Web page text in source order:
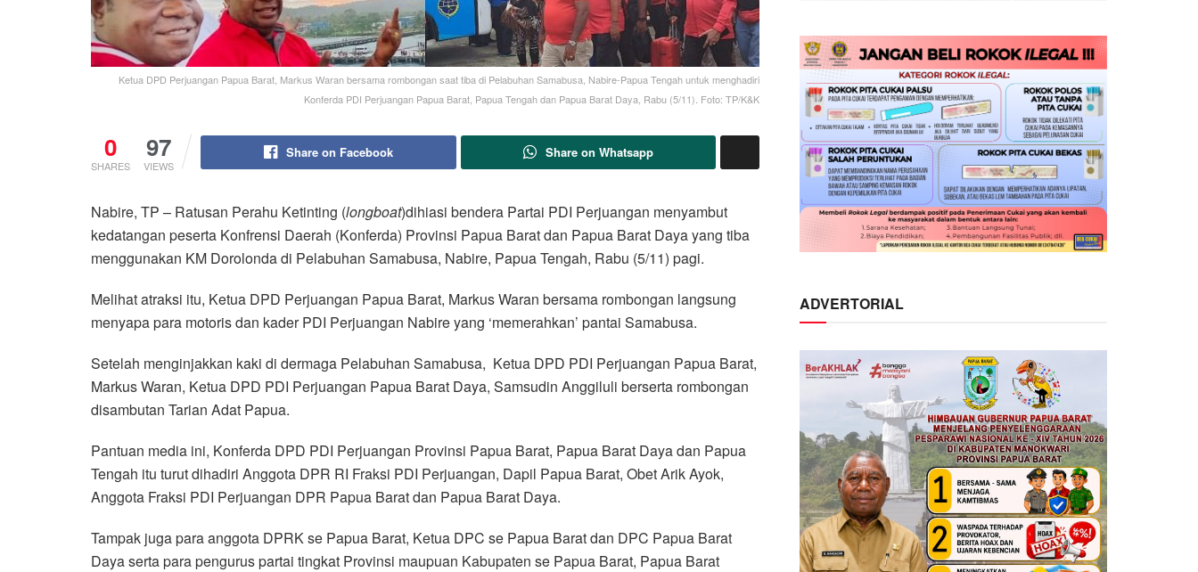
Ketua DPD Perjuangan Papua Barat, Markus Waran bersama rombongan saat tiba di Pelabuhan Samabusa, Nabire-Papua Tengah untuk menghadiri
Konferda PDI Perjuangan Papua Barat, Papua Tengah dan Papua Barat Daya, Rabu (5/11). Foto: TP/K&K
0
SHARES
97
VIEWS
Share on Facebook Share on Whatsapp
Nabire, TP – Ratusan Perahu Ketinting (longboat)dihiasi bendera Partai PDI Perjuangan menyambut
kedatangan peserta Konfrensi Daerah (Konferda) Provinsi Papua Barat dan Papua Barat Daya yang tiba
menggunakan KM Dorolonda di Pelabuhan Samabusa, Nabire, Papua Tengah, Rabu (5/11) pagi.
Melihat atraksi itu, Ketua DPD Perjuangan Papua Barat, Markus Waran bersama rombongan langsung
menyapa para motoris dan kader PDI Perjuangan Nabire yang ‘memerahkan’ pantai Samabusa.
Setelah menginjakkan kaki di dermaga Pelabuhan Samabusa, Ketua DPD PDI Perjuangan Papua Barat,
Markus Waran, Ketua DPD PDI Perjuangan Papua Barat Daya, Samsudin Anggiluli berserta rombongan
disambutan Tarian Adat Papua.
Pantuan media ini, Konferda DPD PDI Perjuangan Provinsi Papua Barat, Papua Barat Daya dan Papua
Tengah itu turut dihadiri Anggota DPR RI Fraksi PDI Perjuangan, Dapil Papua Barat, Obet Arik Ayok,
Anggota Fraksi PDI Perjuangan DPR Papua Barat dan Papua Barat Daya.
Tampak juga para anggota DPRK se Papua Barat, Ketua DPC se Papua Barat dan DPC Papua Barat
Daya serta para pengurus partai tingkat Provinsi maupuan Kabupaten se Papua Barat, Papua Barat
ADVERTORIAL